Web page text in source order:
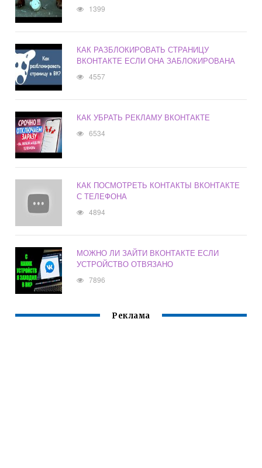
1399
КАК РАЗБЛОКИРОВАТЬ СТРАНИЦУ
ВКОНТАКТЕ ЕСЛИ ОНА ЗАБЛОКИРОВАНА
4557
КАК УБРАТЬ РЕКЛАМУ ВКОНТАКТЕ
6534
КАК ПОСМОТРЕТЬ КОНТАКТЫ ВКОНТАКТЕ
С ТЕЛЕФОНА
4894
МОЖНО ЛИ ЗАЙТИ ВКОНТАКТЕ ЕСЛИ
УСТРОЙСТВО ОТВЯЗАНО
7896
Реклама